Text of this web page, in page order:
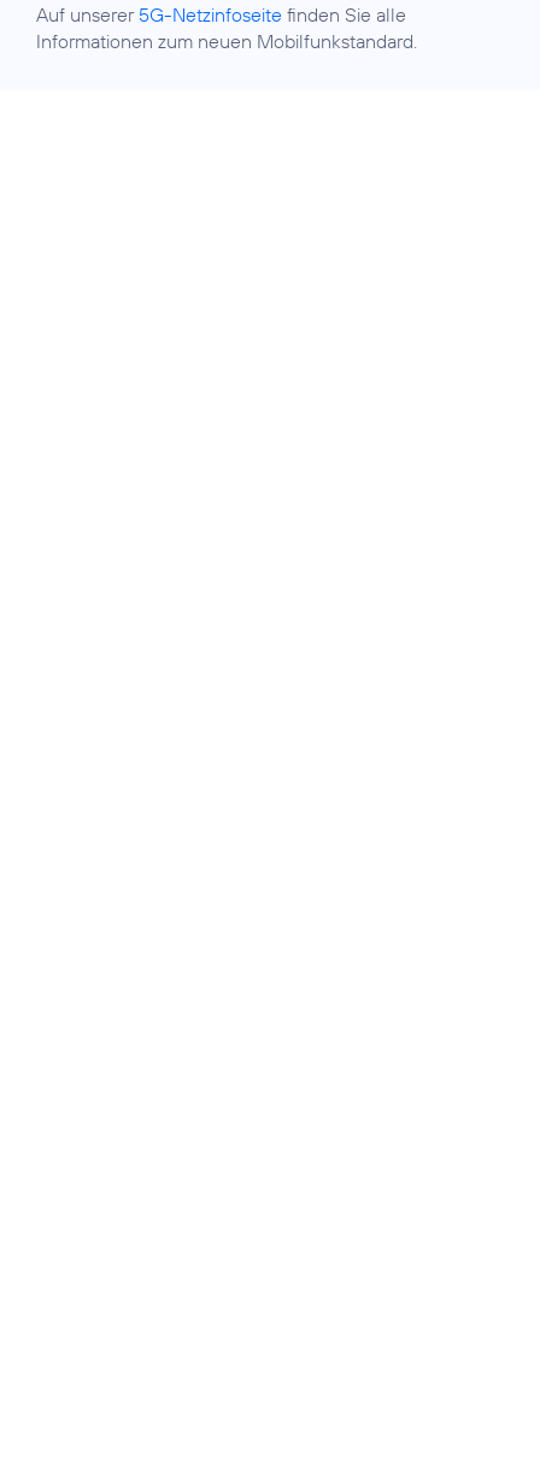
Auf unserer 5G-Netzinfoseite finden Sie alle
Informationen zum neuen Mobilfunkstandard.